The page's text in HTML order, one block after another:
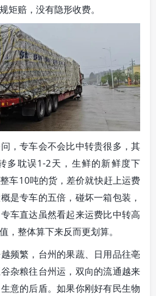
矩赔，没有隐形收费。
，专车会不会比中转贵很多，其
多耽误1-2天，生鲜的新鲜度下
车10吨的货，差价就快赶上运费
是专车的五倍，碰坏一箱包装，
车直达虽然看起来运费比中转高
，整体算下来反而更划算。
频繁，台州的果蔬、日用品往亳
杂粮往台州运，双向的流通越来
意的后盾。如果你刚好有民生物